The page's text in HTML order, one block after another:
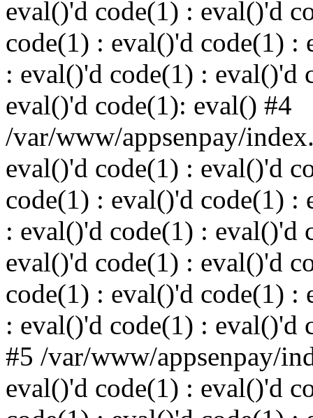
eval()'d code(1) : eval()'d
code(1) : eval()'d code(1) :
: eval()'d code(1) : eval()'d
eval()'d code(1): eval() #4
/var/www/appsenpay/
eval()'d code(1) : eval()'d
code(1) : eval()'d code(1) :
: eval()'d code(1) : eval()'d
eval()'d code(1) : eval()'d
code(1) : eval()'d code(1) :
: eval()'d code(1) : eval()'d
#5 /var/www/appsenpay/
eval()'d code(1) : eval()'d